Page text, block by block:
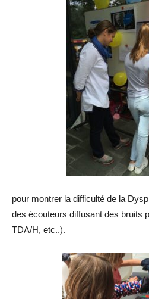
pour montrer la difficulté de la
des écouteurs diffusant des bruits
TDA/H, etc..).